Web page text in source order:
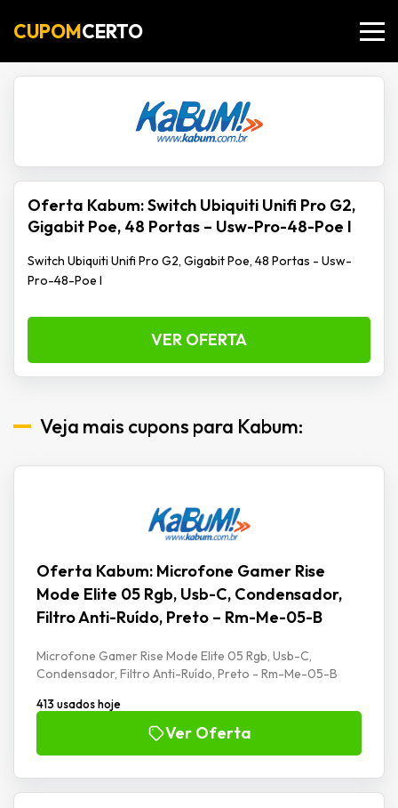
CUPOMCERTO
Oferta Kabum: Switch Ubiquiti Unifi Pro G2,
Gigabit Poe, 48 Portas – Usw-Pro-48-Poe I
Switch Ubiquiti Unifi Pro G2, Gigabit Poe, 48 Portas - Usw-
Pro-48-Poe I
VER OFERTA
Veja mais cupons para Kabum:
Oferta Kabum: Microfone Gamer Rise
Mode Elite 05 Rgb, Usb-C, Condensador,
Filtro Anti-Ruído, Preto – Rm-Me-05-B
Microfone Gamer Rise Mode Elite 05 Rgb, Usb-C,
Condensador, Filtro Anti-Ruído, Preto - Rm-Me-05-B
413 usados hoje
Ver Oferta